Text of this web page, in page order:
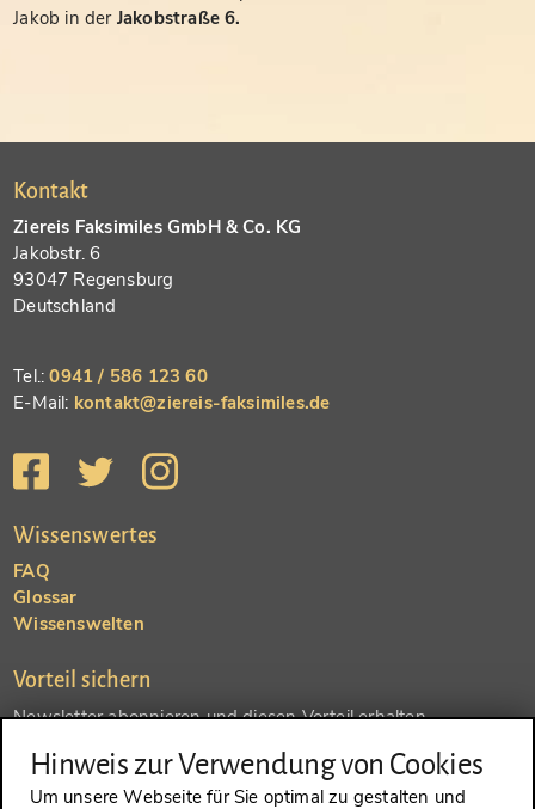
Jakob in der Jakobstraße 6.
Kontakt
Ziereis Faksimiles GmbH & Co. KG
Jakobstr. 6
93047 Regensburg
Deutschland
Tel.:0941 / 586 123 60
E-Mail: kontakt@ziereis-faksimiles.de
Wissenswertes
FAQ
Glossar
Wissenswelten
Vorteil sichern
Newsletter abonnieren und diesen Vorteil erhalten
SENDEN
Hinweis zur Verwendung von Cookies
Um unsere Webseite für Sie optimal zu gestalten und